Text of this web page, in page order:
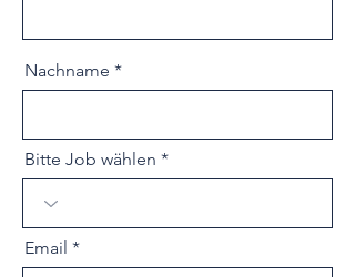
Nachname
Bitte Job wählen
Email